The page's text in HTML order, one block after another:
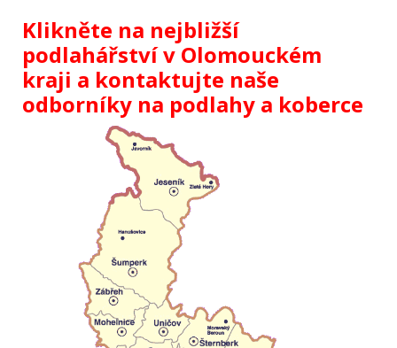
Klikněte na nejbližší
podlahářství v Olomouckém
kraji a kontaktujte naše
odborníky na podlahy a koberce